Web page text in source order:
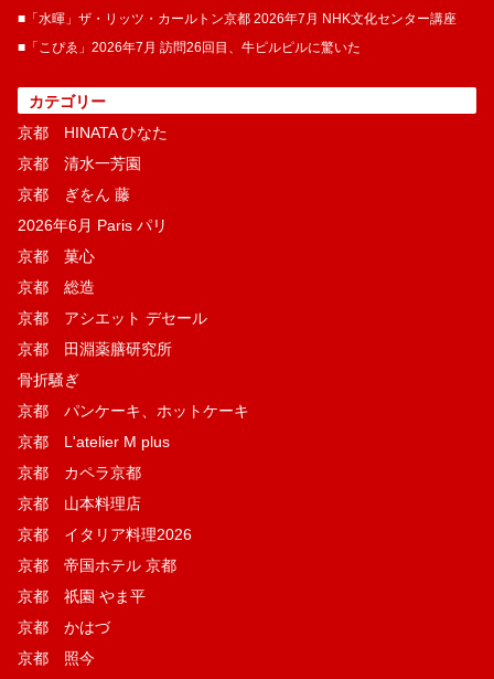
■「水暉」ザ・リッツ・カールトン京都 2026年7月 NHK文化センター講座
■「こぴゑ」2026年7月 訪問26回目、牛ピルピルに驚いた
カテゴリー
京都 HINATA ひなた
京都 清水一芳園
京都 ぎをん 藤
2026年6月 Paris パリ
京都 菓​心
京都 総造
京都 アシエット デセール
京都 田淵薬膳研究所
骨折騒ぎ
京都 パンケーキ、ホットケーキ
京都 L'atelier M plus
京都 カペラ京都
京都 山本料理店
京都 イタリア料理2026
京都 帝国ホテル 京都
京都 祇園 やま平
京都 かはづ
京都 照今